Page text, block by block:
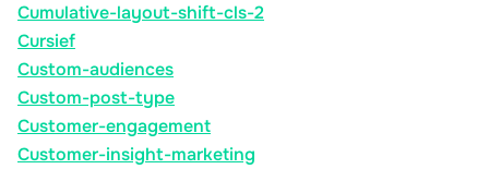
Cumulative-layout-shift-cls-2
Cursief
Custom-audiences
Custom-post-type
Customer-engagement
Customer-insight-marketing